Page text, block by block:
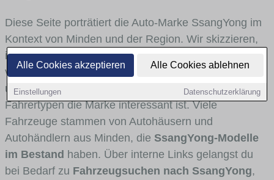
Alle Cookies akzeptieren Alle Cookies ablehnen
Einstellungen Datenschutzerklärung
Diese Seite porträtiert die Auto-Marke SsangYong im
Kontext von Minden und der Region. Wir skizzieren,
in welchen Fahrzeugklassen SsangYong stark
vertreten ist, welche Modellreihen häufig im Stadt-
und Umlandverkehr zu sehen sind und für welche
Fahrertypen die Marke interessant ist. Viele
Fahrzeuge stammen von Autohäusern und
Autohändlern aus Minden, die SsangYong-Modelle
im Bestand haben. Über interne Links gelangst du
bei Bedarf zu Fahrzeugsuchen nach SsangYong,